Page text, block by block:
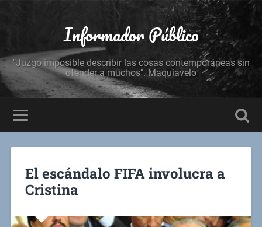
Informador Público
"Juzgo imposible describir las cosas contemporáneas sin
ofender a muchos". Maquiavelo
El escándalo FIFA involucra a
Cristina